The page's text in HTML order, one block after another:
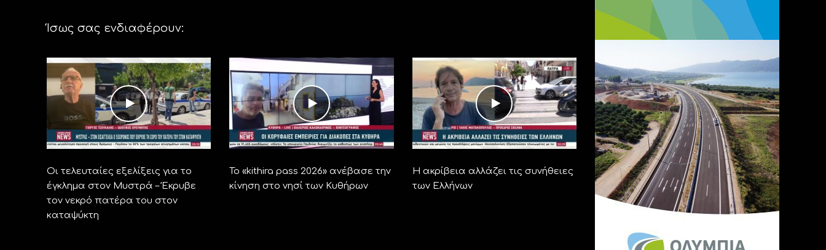
Ίσως σας ενδιαφέρουν:
Οι τελευταίες εξελίξεις για το
έγκλημα στον Μυστρά – Έκρυβε
τον νεκρό πατέρα του στον
καταψύκτη
Το «kithira pass 2026» ανέβασε την
κίνηση στο νησί των Κυθήρων
Η ακρίβεια αλλάζει τις συνήθειες
των Ελλήνων